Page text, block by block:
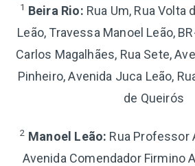
1 Beira Rio: Rua Um, Rua Volta
Leão, Travessa Manoel Leão,
Carlos Magalhães, Rua Sete,
Pinheiro, Avenida Juca Leão,
de Queirós
2 Manoel Leão: Rua Professor
Avenida Comendador Firmino